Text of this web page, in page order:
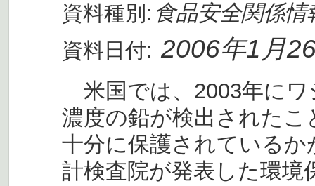
資料種別: 食品安全関係情
資料日付: 2006年1月
米国では、2003年にワ
濃度の鉛が検出された
十分に保護されている
計検査院が発表した環境